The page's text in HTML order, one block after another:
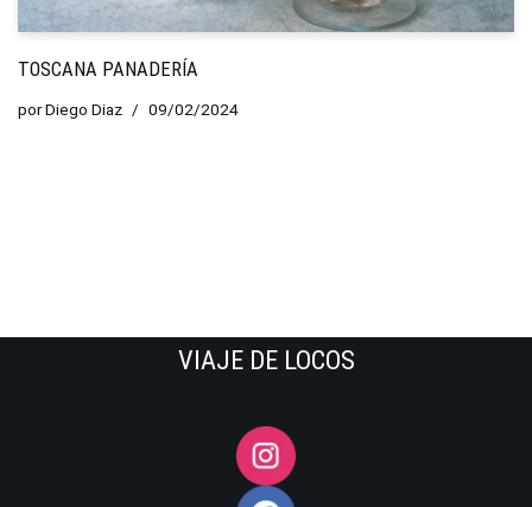
TOSCANA PANADERÍA
porDiego Diaz 09/02/2024
VIAJE DE LOCOS